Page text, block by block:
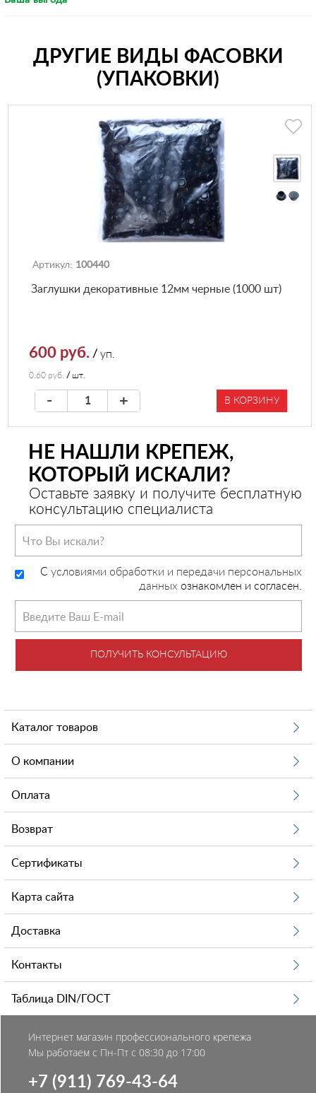
ДРУГИЕ ВИДЫ ФАСОВКИ
(УПАКОВКИ)
Артикул: 100440
Заглушки декоративные 12мм черные (1000 шт)
600 руб. /уп.
0.60 руб. / шт.
- + В КОРЗИНУ
НЕ НАШЛИ КРЕПЕЖ,
КОТОРЫЙ ИСКАЛИ?
Оставьте заявку и получите бесплатную
консультацию специалиста
C условиями обработки и передачи персональных
данных ознакомлен и согласен.
ПОЛУЧИТЬ КОНСУЛЬТАЦИЮ
Каталог товаров
О компании
Оплата
Возврат
Сертификаты
Карта сайта
Доставка
Контакты
Таблица DIN/ГОСТ
Интернет магазин профессионального крепежа
Мы работаем с Пн-Пт с 08:30 до 17:00
+7 (911) 769-43-64